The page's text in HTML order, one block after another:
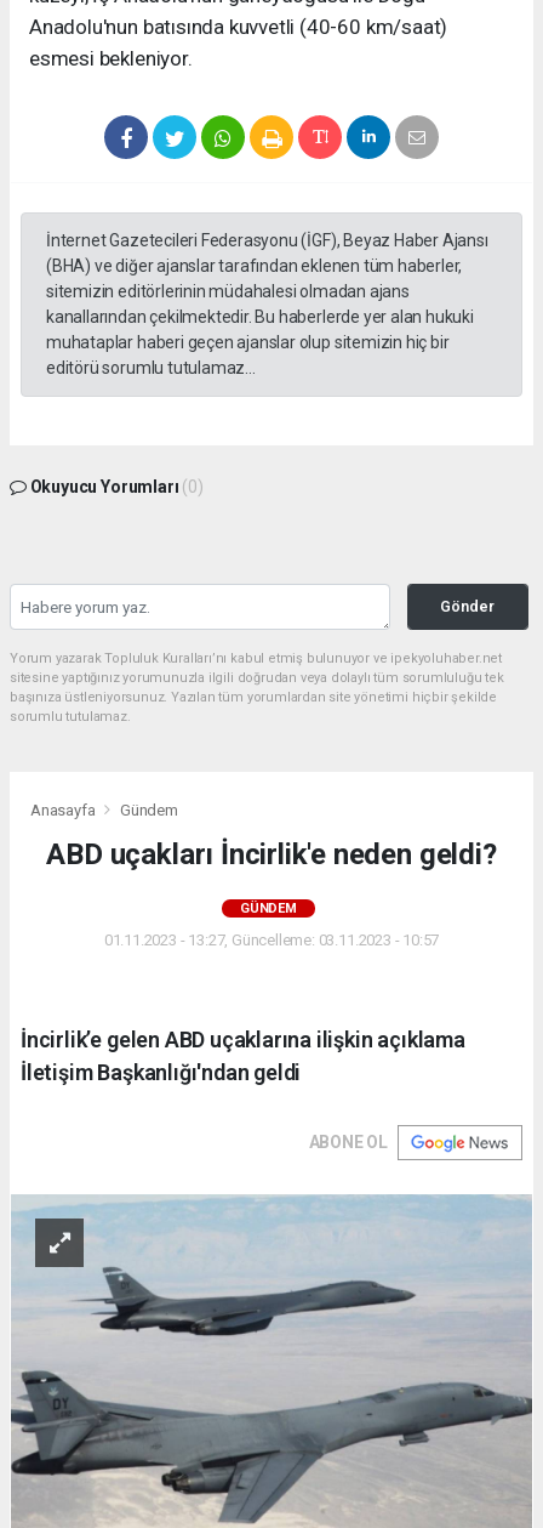
Anadolu'nun batısında kuvvetli (40-60 km/saat)
esmesi bekleniyor.
İnternet Gazetecileri Federasyonu (İGF), Beyaz Haber Ajansı
(BHA) ve diğer ajanslar tarafından eklenen tüm haberler,
sitemizin editörlerinin müdahalesi olmadan ajans
kanallarından çekilmektedir. Bu haberlerde yer alan hukuki
muhataplar haberi geçen ajanslar olup sitemizin hiç bir
editörü sorumlu tutulamaz...
Okuyucu Yorumları (0)
Gönder
Yorum yazarak Topluluk Kuralları’nı kabul etmiş bulunuyor ve ipekyoluhaber.net
sitesine yaptığınız yorumunuzla ilgili doğrudan veya dolaylı tüm sorumluluğu tek
başınıza üstleniyorsunuz. Yazılan tüm yorumlardan site yönetimi hiçbir şekilde
sorumlu tutulamaz.
Anasayfa Gündem
ABD uçakları İncirlik'e neden geldi?
GÜNDEM
01.11.2023 - 13:27, Güncelleme: 03.11.2023 - 10:57
İncirlik’e gelen ABD uçaklarına ilişkin açıklama
İletişim Başkanlığı'ndan geldi
ABONE OL